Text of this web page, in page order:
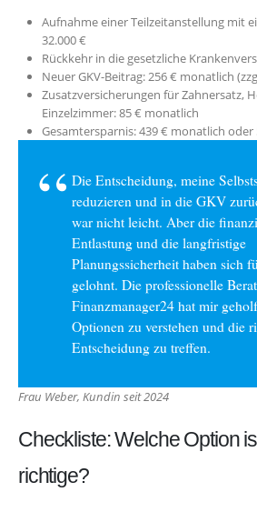
Aufnahme einer Teilzeitanstellung mit
32.000 €
Rückkehr in die gesetzliche
Neuer GKV-Beitrag: 256 € monatlich
Zusatzversicherungen für Zahnersatz,
Einzelzimmer: 85 € monatlich
Gesamtersparnis: 439 € monatlich oder
Die Entscheidung, meine
reduzieren und in die GKV
war nicht leicht. Aber die
Entlastung und die langfristige
Planungssicherheit haben sich
gelohnt. Die professionelle
Finanzmanager24 hat mir
Optionen zu verstehen und die
Entscheidung zu treffen.
Frau Weber, Kundin seit 2024
Checkliste: Welche Option
richtige?